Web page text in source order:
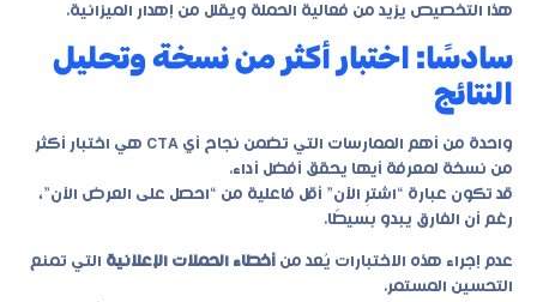
هذا التخصيص يزيد من فعالية الحملة ويقلل من إهدار الميزانية.
سادسًا: اختبار أكثر من نسخة وتحليل
النتائج
واحدة من أهم الممارسات التي تضمن نجاح أي CTA هي اختبار أكثر
من نسخة لمعرفة أيها يحقق أفضل أداء.
قد تكون عبارة “اشترِ الآن” أقل فاعلية من “احصل على العرض الآن”،
رغم أن الفارق يبدو بسيطًا.
عدم إجراء هذه الاختبارات يُعد من أخطاء الحملات الإعلانية التي تمنع
التحسين المستمر.